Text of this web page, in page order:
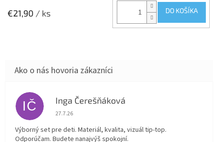
€21,90 / ks DO KOŠÍKA
IČ Inga Čerešňáková
Hodnotenie obchodu je 5 z 5 hviezdičiek.
27.7.26
Výborný set pre deti. Materiál, kvalita, vizuál tip-top.
Odporúčam. Budete nanajvýš spokojní.